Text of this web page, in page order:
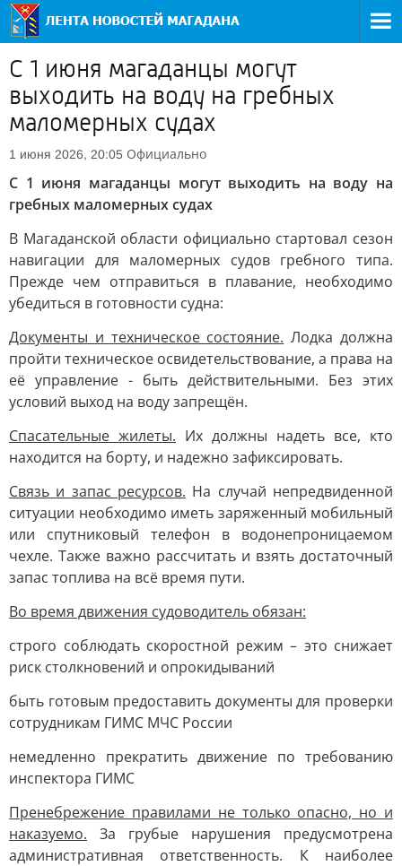
С 1 июня магаданцы могут
выходить на воду на гребных
маломерных судах
1 июня 2026, 20:05 Официально
С 1 июня магаданцы могут выходить на воду на
гребных маломерных судах
В Магаданской области официально стартовал сезон
навигации для маломерных судов гребного типа.
Прежде чем отправиться в плавание, необходимо
убедиться в готовности судна:
Документы и техническое состояние. Лодка должна
пройти техническое освидетельствование, а права на
её управление - быть действительными. Без этих
условий выход на воду запрещён.
Спасательные жилеты. Их должны надеть все, кто
находится на борту, и надежно зафиксировать.
Связь и запас ресурсов. На случай непредвиденной
ситуации необходимо иметь заряженный мобильный
или спутниковый телефон в водонепроницаемом
чехле. Также важно рассчитать и взять достаточный
запас топлива на всё время пути.
Во время движения судоводитель обязан:
строго соблюдать скоростной режим – это снижает
риск столкновений и опрокидываний
быть готовым предоставить документы для проверки
сотрудникам ГИМС МЧС России
немедленно прекратить движение по требованию
инспектора ГИМС
Пренебрежение правилами не только опасно, но и
наказуемо. За грубые нарушения предусмотрена
административная ответственность. К наиболее